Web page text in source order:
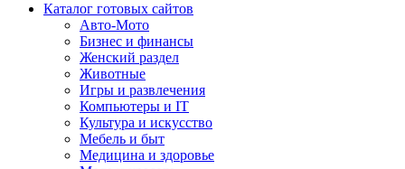
Каталог готовых сайтов
Авто-Мото
Бизнес и финансы
Женский раздел
Животные
Игры и развлечения
Компьютеры и IT
Культура и искусство
Мебель и быт
Медицина и здоровье